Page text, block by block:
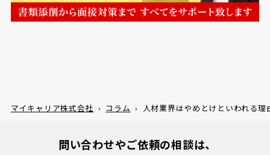
マイキャリア株式会社 › コラム › 人材業界はやめとけといわれる理
問い合わせやご依頼の相談は、